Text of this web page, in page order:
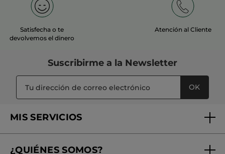
Satisfecha o te
devolvemos el dinero
Atención al Cliente
Suscribirme a la Newsletter
OK
MIS SERVICIOS
¿QUIÉNES SOMOS?